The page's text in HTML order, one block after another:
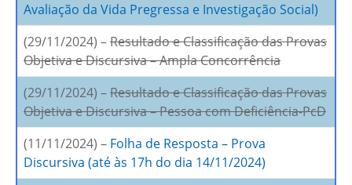
Avaliação da Vida Pregressa e Investigação Social)
(29/11/2024) –Resultado e Classificação das Provas
Objetiva e Discursiva – Ampla Concorrência
(29/11/2024) –Resultado e Classificação das Provas
Objetiva e Discursiva – Pessoa com Deficiência-PcD
(11/11/2024) – Folha de Resposta – Prova
Discursiva (até às 17h do dia 14/11/2024)